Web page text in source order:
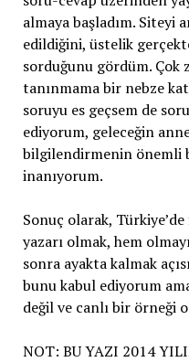
almaya başladım. Siteyi
edildiğini, üstelik
sorduğunu gördüm. Çok
tanınmama bir nebze
soruyu es geçsem de
ediyorum, geleceğin
bilgilendirmenin önemli
inanıyorum.
Sonuç olarak,
yazarı olmak, hem
sonra ayakta kalmak
bunu kabul ediyorum
değil ve canlı bir örneği
NOT: BU YAZI 2014